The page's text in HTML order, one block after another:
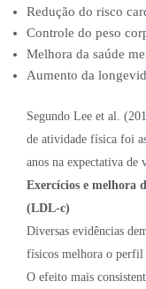
Redução do risco
Controle do peso
Melhora da saúde
Aumento da
Segundo Lee et al.
de atividade física foi
anos na expectativa de
Exercícios e melhora
(LDL-c)
Diversas evidências
físicos melhora o
O efeito mais